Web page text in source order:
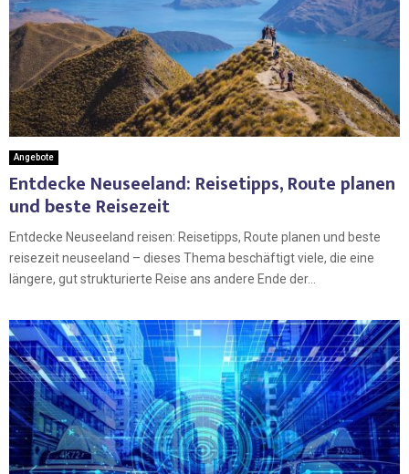
Angebote
Entdecke Neuseeland: Reisetipps, Route planen
und beste Reisezeit
Entdecke Neuseeland reisen: Reisetipps, Route planen und beste
reisezeit neuseeland – dieses Thema beschäftigt viele, die eine
längere, gut strukturierte Reise ans andere Ende der...